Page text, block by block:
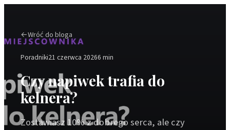
←Wróć do bloga
Poradniki21 czerwca 20266 min
Czy napiwek trafia do
kelnera?
Zostawiasz 10% z dobrego serca, ale czy